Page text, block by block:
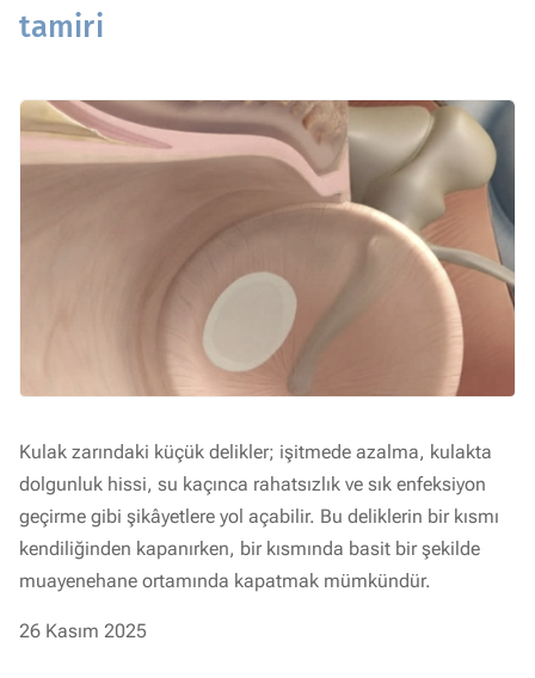
tamiri
Kulak zarındaki küçük delikler; işitmede azalma, kulakta
dolgunluk hissi, su kaçınca rahatsızlık ve sık enfeksiyon
geçirme gibi şikâyetlere yol açabilir. Bu deliklerin bir kısmı
kendiliğinden kapanırken, bir kısmında basit bir şekilde
muayenehane ortamında kapatmak mümkündür.
26 Kasım 2025